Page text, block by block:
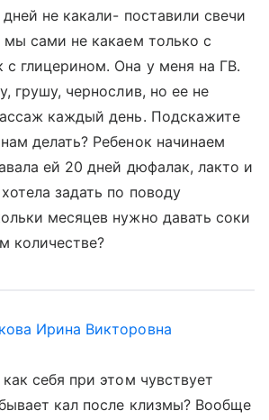
не какали- поставили свечи
сами не какаем только с
глицерином. Она у меня на ГВ.
грушу, чернослив, но ее не
каждый день. Подскажите
делать? Ребенок начинаем
ей 20 дней дюфалак, лакто и
задать по поводу
месяцев нужно давать соки
количестве?
Ирина Викторовна
себя при этом чувствует
кал после клизмы? Вообще